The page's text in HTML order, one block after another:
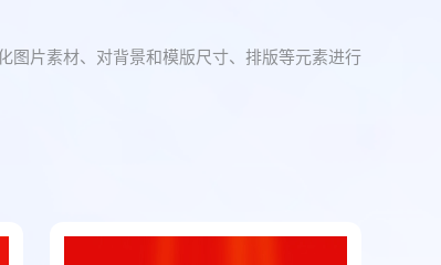
图片素材、对背景和模版尺寸、排版等元素进行